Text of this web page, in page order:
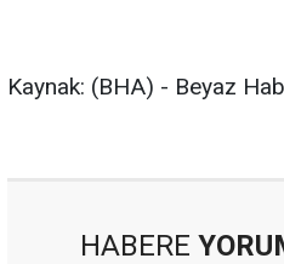
Kaynak: (BHA) - Beyaz
HABERE